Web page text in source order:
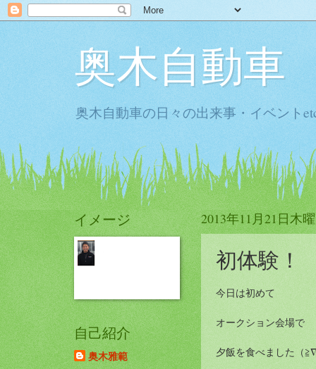
奥木自動車
奥木自動車の日々の出来事・イベント
2013年11月21日木
初体験！
今日は初めて
オークション会場で
夕飯を食べました（
イメージ
自己紹介
奥木雅範